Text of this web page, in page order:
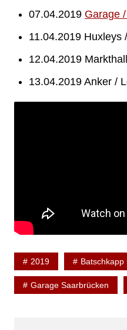
07.04.2019 Garage
11.04.2019 Huxleys
12.04.2019
13.04.2019 Anker /
2019 Batschkapp
Garage Saarbrücken